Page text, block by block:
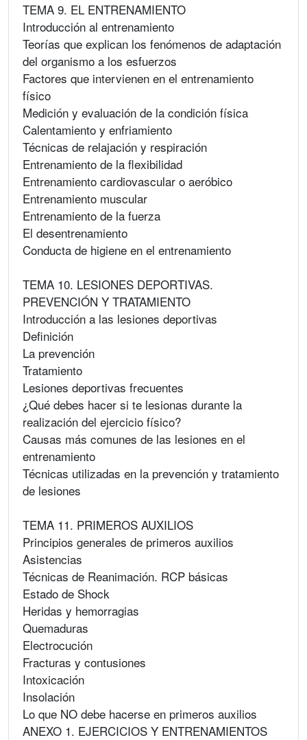
TEMA 9. EL ENTRENAMIENTO
Introducción al entrenamiento
Teorías que explican los fenómenos de adaptación
del organismo a los esfuerzos
Factores que intervienen en el entrenamiento
físico
Medición y evaluación de la condición física
Calentamiento y enfriamiento
Técnicas de relajación y respiración
Entrenamiento de la flexibilidad
Entrenamiento cardiovascular o aeróbico
Entrenamiento muscular
Entrenamiento de la fuerza
El desentrenamiento
Conducta de higiene en el entrenamiento
TEMA 10. LESIONES DEPORTIVAS.
PREVENCIÓN Y TRATAMIENTO
Introducción a las lesiones deportivas
Definición
La prevención
Tratamiento
Lesiones deportivas frecuentes
¿Qué debes hacer si te lesionas durante la
realización del ejercicio físico?
Causas más comunes de las lesiones en el
entrenamiento
Técnicas utilizadas en la prevención y tratamiento
de lesiones
TEMA 11. PRIMEROS AUXILIOS
Principios generales de primeros auxilios
Asistencias
Técnicas de Reanimación. RCP básicas
Estado de Shock
Heridas y hemorragias
Quemaduras
Electrocución
Fracturas y contusiones
Intoxicación
Insolación
Lo que NO debe hacerse en primeros auxilios
ANEXO 1. EJERCICIOS Y ENTRENAMIENTOS